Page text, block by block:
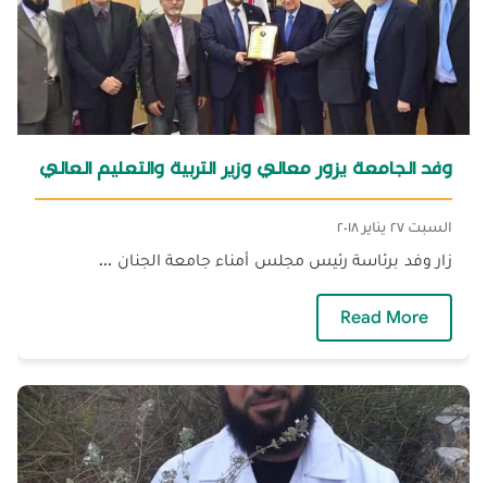
وفد الجامعة يزور معالي وزير التربية والتعليم العالي
السبت ٢٧ يناير ٢٠١٨
زار وفد برئاسة رئيس مجلس أمناء جامعة الجنان ...
Read More